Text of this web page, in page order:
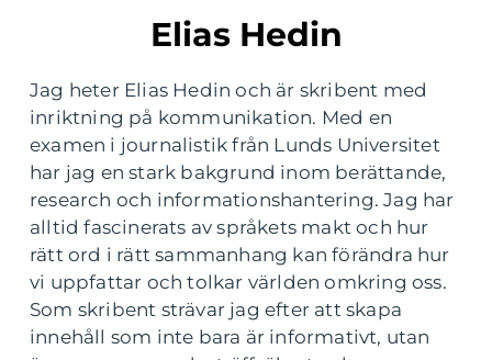
Elias Hedin
Jag heter Elias Hedin och är skribent med
inriktning på kommunikation. Med en
examen i journalistik från Lunds Universitet
har jag en stark bakgrund inom berättande,
research och informationshantering. Jag har
alltid fascinerats av språkets makt och hur
rätt ord i rätt sammanhang kan förändra hur
vi uppfattar och tolkar världen omkring oss.
Som skribent strävar jag efter att skapa
innehåll som inte bara är informativt, utan